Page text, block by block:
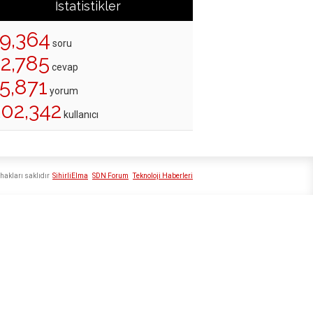
İstatistikler
soru
cevap
yorum
kullanıcı
SihirliElma SDN Forum Teknoloji Haberleri
saklıdır